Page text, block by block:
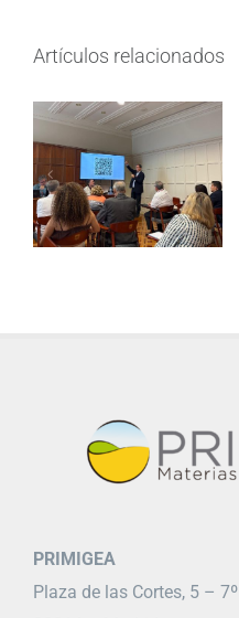
Artículos relacionados
PRIMIGEA
Plaza de las Cortes, 5 – 7º